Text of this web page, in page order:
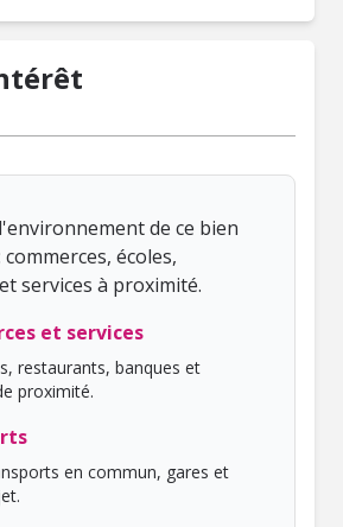
de ce bien
écoles,
services à proximité.
et services
restaurants, banques et
proximité.
en commun, gares et